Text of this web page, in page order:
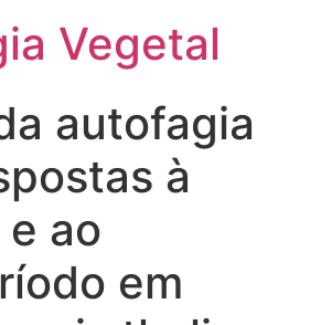
Vegetal
autofagia
à
ao
em